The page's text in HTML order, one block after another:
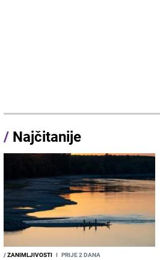
/ Najčitanije
/ZANIMLJIVOSTI I PRIJE 2 DANA